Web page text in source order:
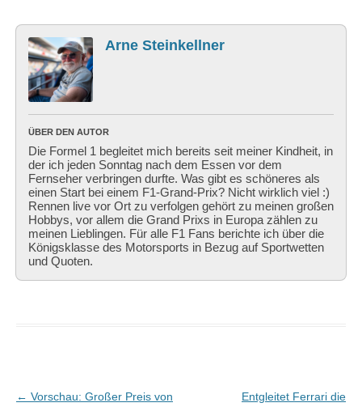
Arne Steinkellner
ÜBER DEN AUTOR
Die Formel 1 begleitet mich bereits seit meiner Kindheit, in
der ich jeden Sonntag nach dem Essen vor dem
Fernseher verbringen durfte. Was gibt es schöneres als
einen Start bei einem F1-Grand-Prix? Nicht wirklich viel :)
Rennen live vor Ort zu verfolgen gehört zu meinen großen
Hobbys, vor allem die Grand Prixs in Europa zählen zu
meinen Lieblingen. Für alle F1 Fans berichte ich über die
Königsklasse des Motorsports in Bezug auf Sportwetten
und Quoten.
Beitragsnavigation
← Vorschau: Großer Preis von Entgleitet Ferrari die